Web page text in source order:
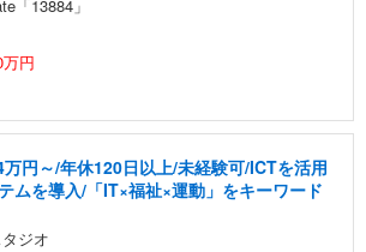
「13884」
円
円～/年休120日以上/未経験可/ICTを活用
ムを導入/「IT×福祉×運動」をキーワード
ジオ